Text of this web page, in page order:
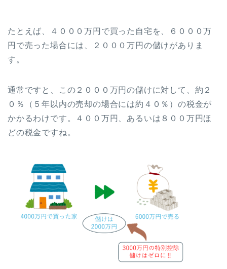
たとえば、４０００万円で買った自宅を、６０００万
円で売った場合には、２０００万円の儲けがありま
す。
通常ですと、この２０００万円の儲けに対して、約２
０％（５年以内の売却の場合には約４０％）の税金が
かかるわけです。４００万円、あるいは８００万円ほ
どの税金ですね。